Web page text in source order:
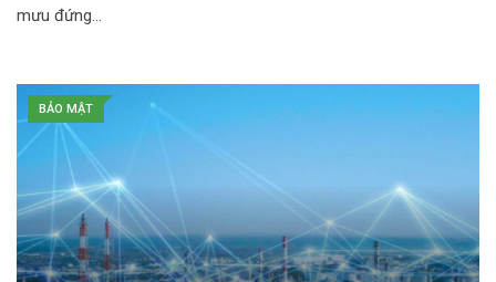
mưu đứng…
BẢO MẬT